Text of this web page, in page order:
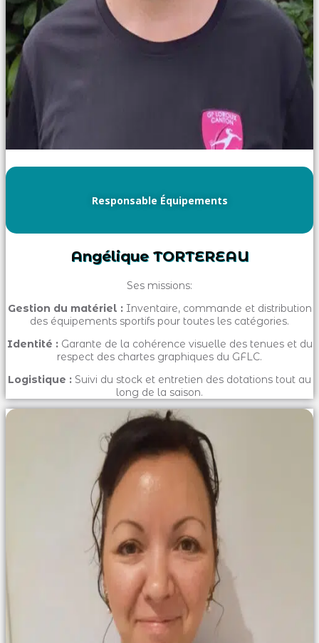
Responsable Équipements
Angélique TORTEREAU
Ses missions:
Gestion du matériel :Inventaire, commande et distribution
des équipements sportifs pour toutes les catégories.
Identité :Garante de la cohérence visuelle des tenues et du
respect des chartes graphiques du GFLC.
Logistique : Suivi du stock et entretien des dotations tout au
long de la saison.